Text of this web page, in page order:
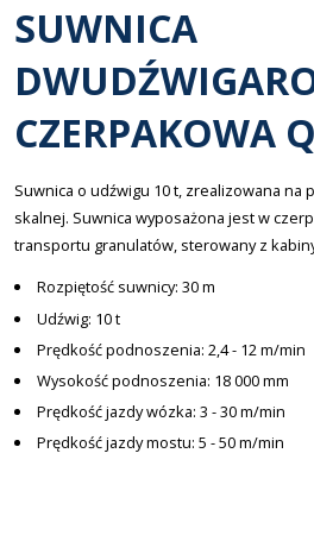
SUWNICA
CZERPAKOWA
Suwnica o udźwigu 10 t, zrealizowana na
skalnej. Suwnica wyposażona jest w
transportu granulatów, sterowany z
Rozpiętość suwnicy: 30 m
Udźwig: 10 t
Prędkość podnoszenia: 2,4 - 12 m/min
Wysokość podnoszenia: 18 000 mm
Prędkość jazdy wózka: 3 - 30 m/min
Prędkość jazdy mostu: 5 - 50 m/min